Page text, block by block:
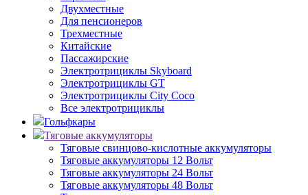
Двухместные
Для пенсионеров
Трехместные
Китайские
Пассажирские
Электротрициклы Skyboard
Электротрициклы GT
Электротрициклы City Coco
Все электротрициклы
Гольфкары
Тяговые аккумуляторы
Тяговые свинцово-кислотные аккумуляторы
Тяговые аккумуляторы 12 Вольт
Тяговые аккумуляторы 24 Вольт
Тяговые аккумуляторы 48 Вольт